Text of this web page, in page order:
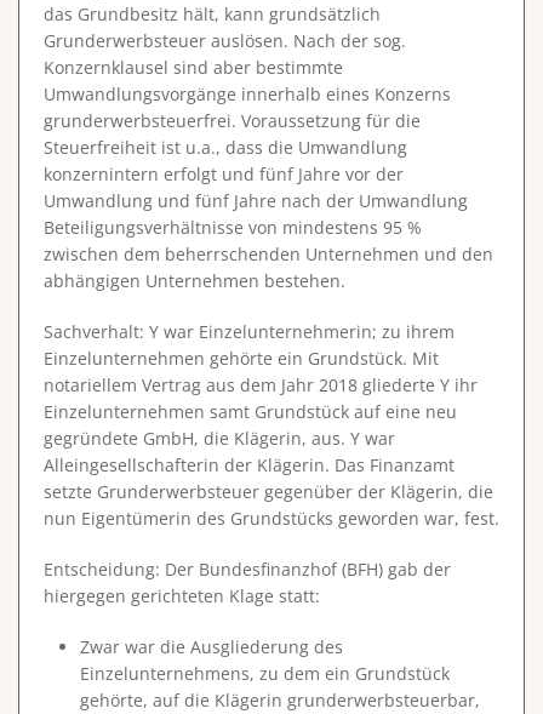
das Grundbesitz hält, kann grundsätzlich
Grunderwerbsteuer auslösen. Nach der sog.
Konzernklausel sind aber bestimmte
Umwandlungsvorgänge innerhalb eines Konzerns
grunderwerbsteuerfrei. Voraussetzung für die
Steuerfreiheit ist u.a., dass die Umwandlung
konzernintern erfolgt und fünf Jahre vor der
Umwandlung und fünf Jahre nach der Umwandlung
Beteiligungsverhältnisse von mindestens 95 %
zwischen dem beherrschenden Unternehmen und den
abhängigen Unternehmen bestehen.
Sachverhalt: Y war Einzelunternehmerin; zu ihrem
Einzelunternehmen gehörte ein Grundstück. Mit
notariellem Vertrag aus dem Jahr 2018 gliederte Y ihr
Einzelunternehmen samt Grundstück auf eine neu
gegründete GmbH, die Klägerin, aus. Y war
Alleingesellschafterin der Klägerin. Das Finanzamt
setzte Grunderwerbsteuer gegenüber der Klägerin, die
nun Eigentümerin des Grundstücks geworden war, fest.
Entscheidung: Der Bundesfinanzhof (BFH) gab der
hiergegen gerichteten Klage statt:
Zwar war die Ausgliederung des
Einzelunternehmens, zu dem ein Grundstück
gehörte, auf die Klägerin grunderwerbsteuerbar,